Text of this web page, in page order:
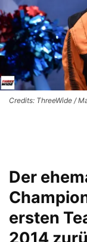
Credits: ThreeWide /
Der
ersten
2014